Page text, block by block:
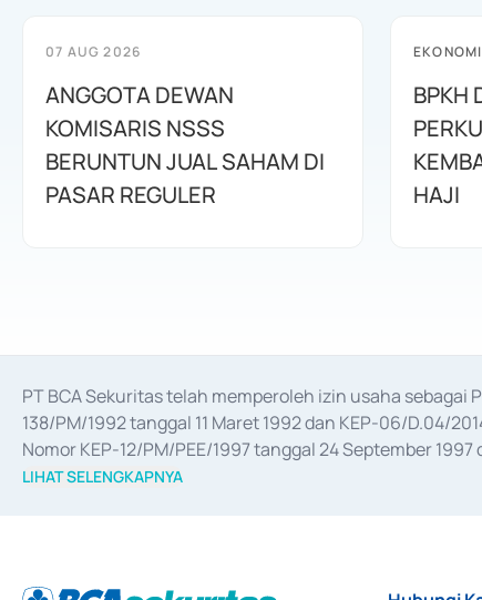
07 AUG 2026
ANGGOTA DEWAN
KOMISARIS NSSS
BERUNTUN JUAL SAHAM DI
PASAR REGULER
BPKH
HAJI
PT BCA Sekuritas telah memperoleh izin usaha
138/PM/1992 tanggal 11 Maret 1992 dan KEP-06/D.04/
Nomor KEP-12/PM/PEE/1997 tanggal 24 September
merger, akuisisi, divestasi, dan
LIHAT SELENGKAPNYA